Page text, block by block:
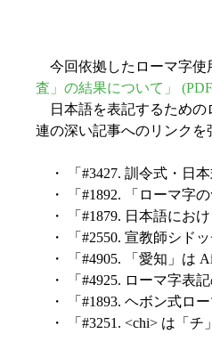
今回依拠したローマ字使
査」の結果について」
日本語を表記するための
連の深い記事へのリンクを
・ 「#3427. 訓令式・日
・ 「#1892. 「ローマ字
・ 「#1879. 日本語にお
・ 「#2550. 宣教師シド
・ 「#4905. 「愛知」は
・ 「#4925. ローマ字表
・ 「#1893. ヘボン式ロ
・ 「#3251. <chi> は「チ